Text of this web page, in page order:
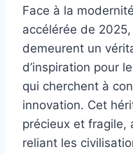
Face à la
accélérée de
demeurent un
d’inspiration pour
qui cherchent à
innovation. Cet
précieux et fragile,
reliant les